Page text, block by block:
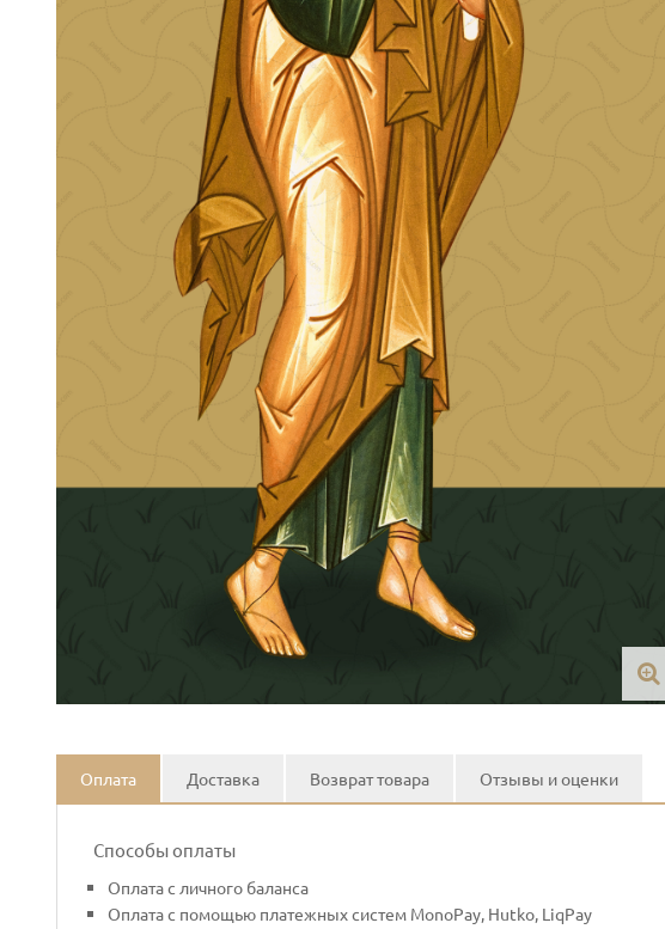
Оплата Доставка Возврат товара Отзывы и оценки
Способы оплаты
Оплата с личного баланса
Оплата с помощью платежных систем MonoPay, Hutko, LiqPay